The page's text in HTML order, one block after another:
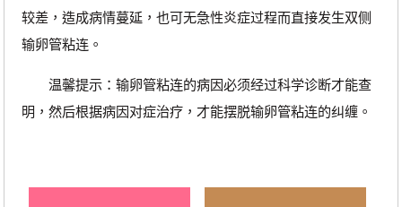
较差，造成病情蔓延，也可无急性炎症过程而直接发生双侧
输卵管粘连。
温馨提示：输卵管粘连的病因必须经过科学诊断才能查
明，然后根据病因对症治疗，才能摆脱输卵管粘连的纠缠。